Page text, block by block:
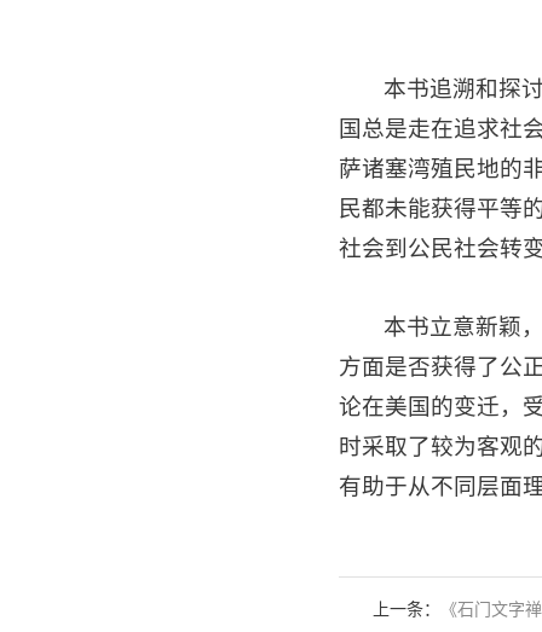
本书追溯和探
国总是走在追求社
萨诸塞湾殖民地的
民都未能获得平等
社会到公民社会转
本书立意新颖
方面是否获得了公
论在美国的变迁，
时采取了较为客观
有助于从不同层面
上一条： 《石门文字